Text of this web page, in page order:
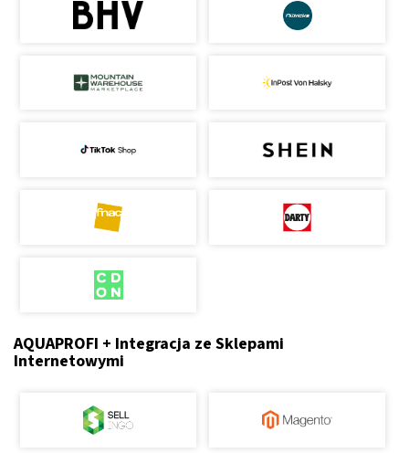
AQUAPROFI + Integracja ze Sklepami
Internetowymi